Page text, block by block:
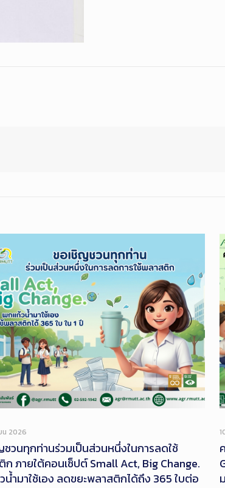
น 2026
วนทุกท่านร่วมเป็นส่วนหนึ่งในการลดใช้
ภายใต้คอนเซ็ปต์ Small Act, Big Change.
ำมาใช้เอง ลดขยะพลาสติกได้ถึง 365 ใบต่อ